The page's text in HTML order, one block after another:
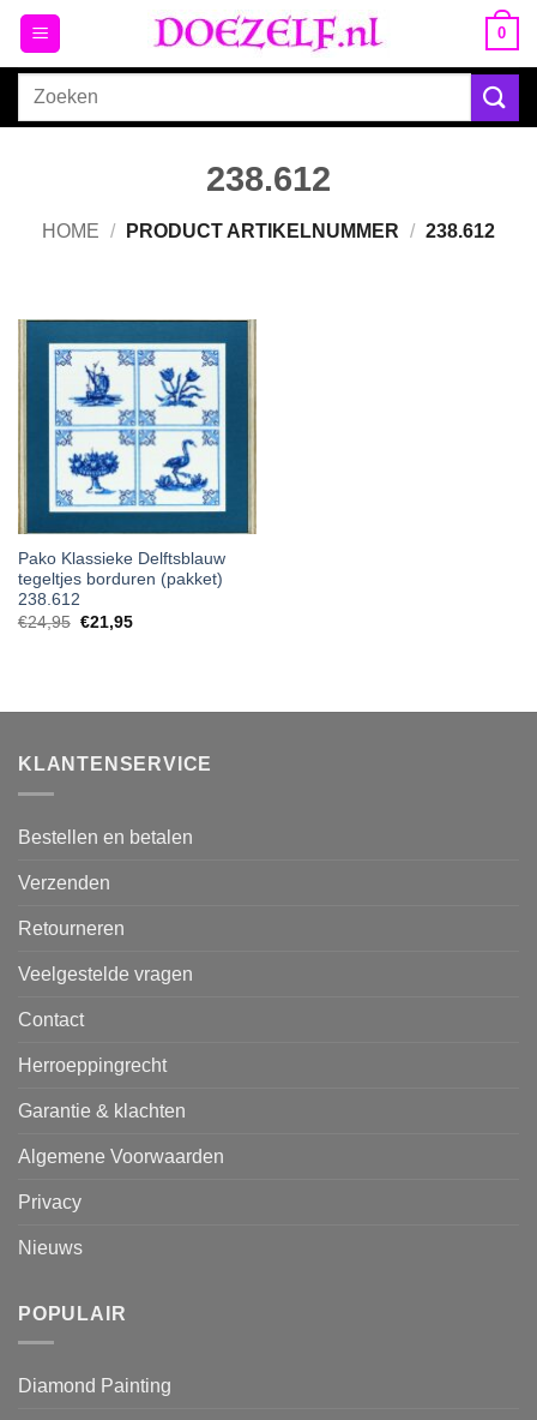
Ga
naar
inhoud
0
Zoeken
238.612
HOME / PRODUCT ARTIKELNUMMER / 238.612
Pako Klassieke Delftsblauw
tegeltjes borduren (pakket)
238.612
€24,95 Oorspronkelijke
€21,95Huidige
KLANTENSERVICE
Bestellen en betalen
Verzenden
Retourneren
Veelgestelde vragen
Contact
Herroeppingrecht
Garantie & klachten
Algemene Voorwaarden
Privacy
Nieuws
POPULAIR
Diamond Painting